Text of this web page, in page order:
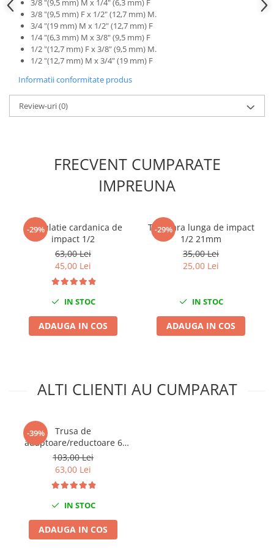
Scule fixare distributie
Alfa romeo
Audi
Bmw
Chevrolet
Citroen
Land Rover
Mazda
Renault
Universale
Volkswagen
Scule pentru tinichigerie
Scule Pneumatice
Accesorii Pneumatice
Alte scule pneumatice
Chei cu clichet
3/8 "(9,5 mm) M x 1/4" (6,3 mm) F
3/8 "(9,5 mm) F x 1/2" (12,7 mm) M.
3/4 "(19 mm) M x 1/2" (12,7 mm) F
1/4 "(6,3 mm) M x 3/8" (9,5 mm) F
1/2 "(12,7 mm) F x 3/8" (9,5 mm) M.
1/2 "(12,7 mm) M x 3/4" (19 mm) F
Informatii conformitate produs
Review-uri(0)
FRECVENT CUMPARATE
IMPREUNA
-29%
Articulatie cardanica de
impact 1/2
63,00 Lei
45,00 Lei
IN STOC
ADAUGA IN COS
-29%
Tubulara lunga de impact
1/2 21mm
35,00 Lei
25,00 Lei
IN STOC
ADAUGA IN COS
ALTI CLIENTI AU CUMPARAT
-39%
Trusa de
adaptoare/reductoare 6
piese
103,00 Lei
63,00 Lei
IN STOC
ADAUGA IN COS